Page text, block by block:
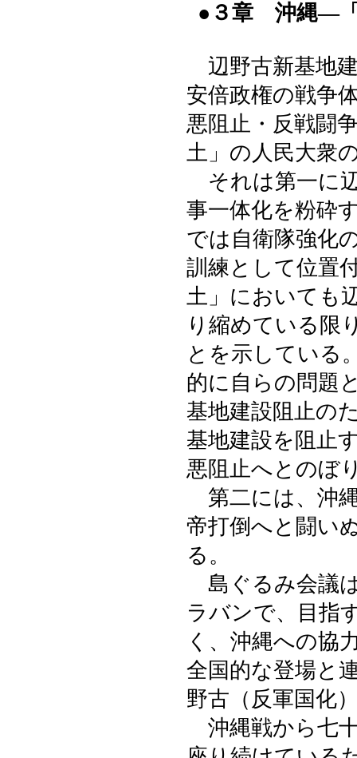
●３章 沖縄―「
辺野古新基地
安倍政権の戦争
悪阻止・反戦闘
土」の人民大衆
それは第一に
事一体化を粉砕
では自衛隊強化
訓練として位置
土」においても
り縮めている限
とを示している
的に自らの問題
基地建設阻止の
基地建設を阻止
悪阻止へとのぼ
第二には、沖
帝打倒へと闘い
る。
島ぐるみ会議
ラバンで、目指
く、沖縄への協
全国的な登場と
野古（反軍国化
沖縄戦から七